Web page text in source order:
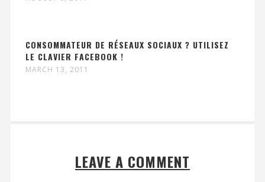
CONSOMMATEUR DE RÉSEAUX SOCIAUX ? UTILISEZ
LE CLAVIER FACEBOOK !
MARCH 13, 2011
LEAVE A COMMENT